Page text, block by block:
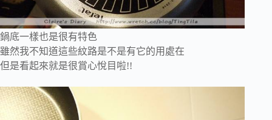
鍋底一樣也是很有特色
雖然我不知道這些紋路是不是有它的用處在
但是看起來就是很賞心悅目啦!!